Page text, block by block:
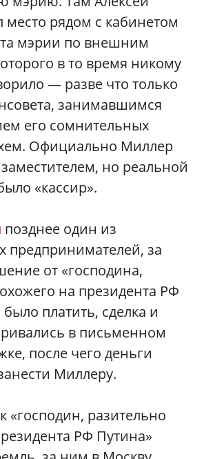
место рядом с кабинетом
мэрии по внешним
в то время никому
— разве что только
занимавшимся
его сомнительных
Официально Миллер
но реальной
«кассир».
позднее один из
предпринимателей, за
от «господина,
на президента РФ
платить, сделка и
в письменном
после чего деньги
Миллеру.
«господин, разительно
РФ Путина»